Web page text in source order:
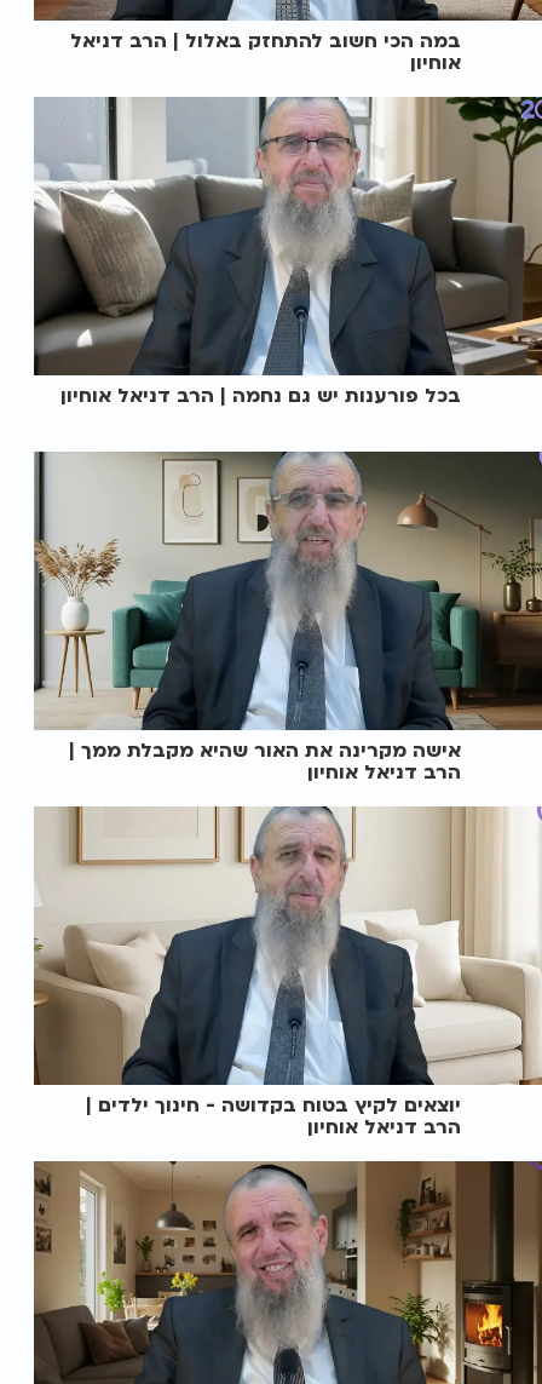
במה הכי חשוב להתחזק באלול | הרב דניאל
אוחיון
בכל פורענות יש גם נחמה | הרב דניאל אוחיון
אישה מקרינה את האור שהיא מקבלת ממך |
הרב דניאל אוחיון
יוצאים לקיץ בטוח בקדושה - חינוך ילדים |
הרב דניאל אוחיון